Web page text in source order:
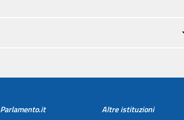
Parlamento.it Altre istituzioni